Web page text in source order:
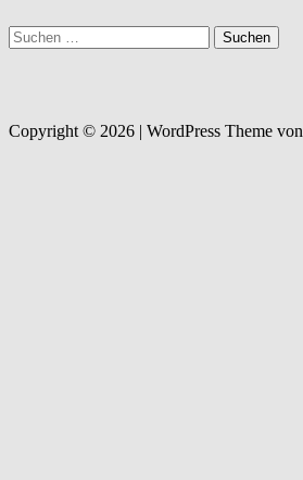
Suchen
nach:
Copyright © 2026 | WordPress Theme von